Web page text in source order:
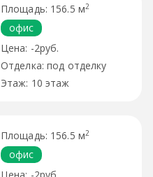
156.5 м2
офис
-2руб.
под отделку
10 этаж
156.5 м2
офис